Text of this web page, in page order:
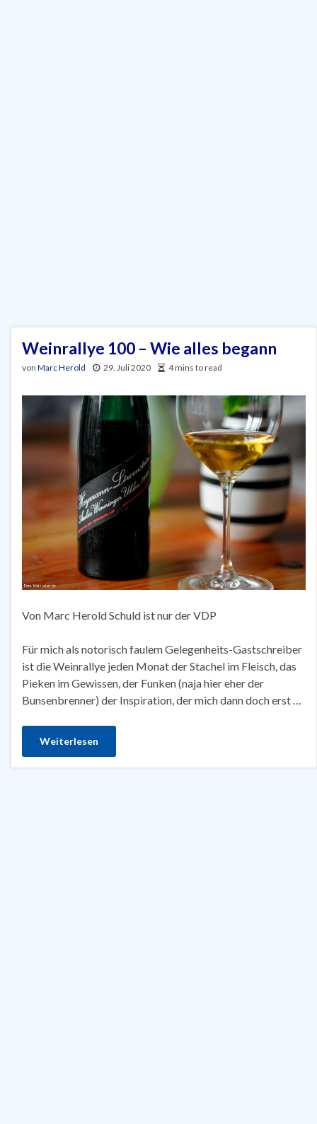
Weinrallye 100 – Wie alles begann
von Marc Herold 29. Juli 2020 4 mins to read
Von Marc Herold Schuld ist nur der VDP
Für mich als notorisch faulem Gelegenheits-Gastschreiber
ist die Weinrallye jeden Monat der Stachel im Fleisch, das
Pieken im Gewissen, der Funken (naja hier eher der
Bunsenbrenner) der Inspiration, der mich dann doch erst …
Weiterlesen